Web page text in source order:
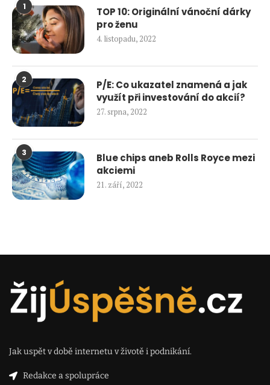
1
TOP 10: Originální vánoční dárky
pro ženu
4. listopadu, 2022
2
P/E: Co ukazatel znamená a jak
využít při investování do akcií?
27. srpna, 2022
3
Blue chips aneb Rolls Royce mezi
akciemi
21. září, 2022
Jak uspět v době internetu v životě i podnikání.
Redakce a spolupráce